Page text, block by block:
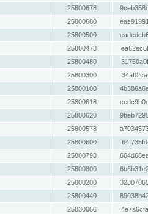
25800678
25800680
25800500
25800478
25800480
25800300
25800100
25800618
25800620
25800578
25800600
25800798
25800800
25800200
25800440
25830056